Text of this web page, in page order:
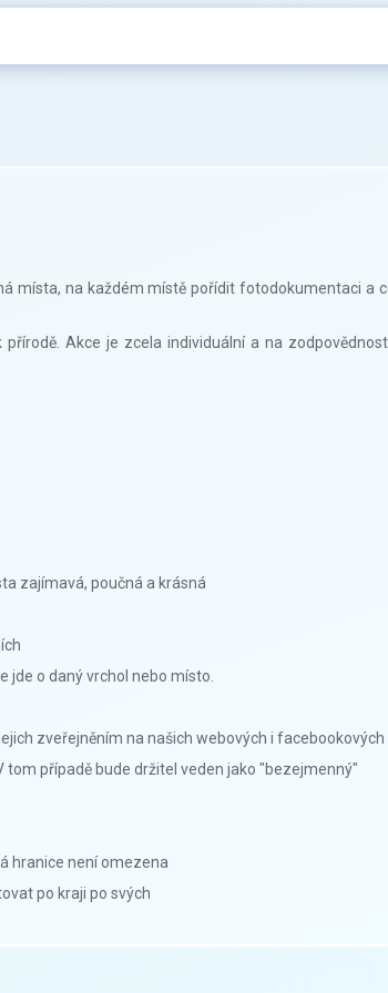
místa, na každém místě pořídit fotodokumentaci a
Akce je zcela individuální a na
zajímavá, poučná a krásná
jde o daný vrchol nebo místo.
zveřejněním na našich webových i
případě bude držitel veden jako "bezejmenný"
hranice není omezena
po kraji po svých